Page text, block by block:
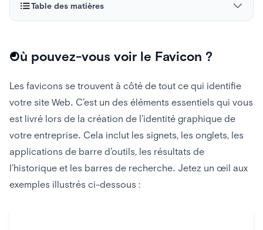
Table des matières
Pourquoi les favicons sont-elles importantes ?
Les favicons sont-ils importants pour le référencement ?
Quelles tailles sont nécessaires pour un favicon sur
chaque navigateur ?
Quels formats dois-je utiliser pour un favicon ?
Où pouvez-vous voir le Favicon ?
Les favicons se trouvent à côté de tout ce qui identifie
votre site Web. C’est un des éléments essentiels qui vous
est livré lors de la création de l’identité graphique de
votre entreprise. Cela inclut les signets, les onglets, les
applications de barre d’outils, les résultats de
l’historique et les barres de recherche. Jetez un œil aux
exemples illustrés ci-dessous :